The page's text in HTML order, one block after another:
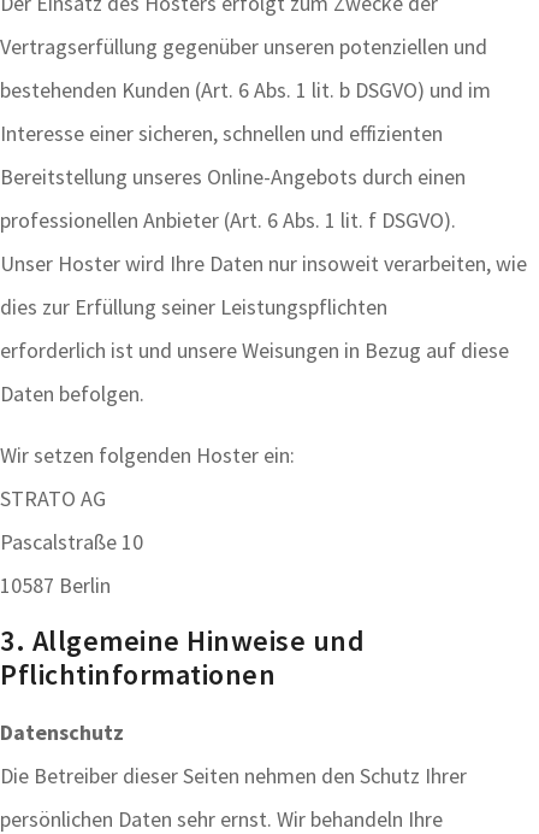
Vertragserfüllung gegenüber unseren potenziellen und
bestehenden Kunden (Art. 6 Abs. 1 lit. b DSGVO) und im
Interesse einer sicheren, schnellen und effizienten
Bereitstellung unseres Online-Angebots durch einen
professionellen Anbieter (Art. 6 Abs. 1 lit. f DSGVO).
Unser Hoster wird Ihre Daten nur insoweit verarbeiten, wie
dies zur Erfüllung seiner Leistungspflichten
erforderlich ist und unsere Weisungen in Bezug auf diese
Daten befolgen.
Wir setzen folgenden Hoster ein:
STRATO AG
Pascalstraße 10
10587 Berlin
3. Allgemeine Hinweise und
Pflichtinformationen
Datenschutz
Die Betreiber dieser Seiten nehmen den Schutz Ihrer
persönlichen Daten sehr ernst. Wir behandeln Ihre